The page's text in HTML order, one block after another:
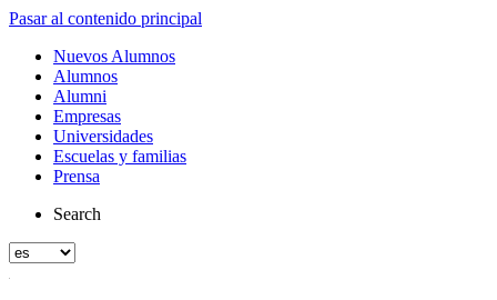
Pasar al contenido principal
Nuevos Alumnos
Alumnos
Alumni
Empresas
Universidades
Escuelas y familias
Prensa
Search